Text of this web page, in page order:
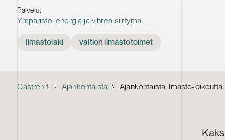
Palvelut
Ympäristö, energia ja vihreä siirtymä
Ilmastolaki valtion ilmastotoimet
Castren.fi Ajankohtaista Ajankohtaista ilmasto-